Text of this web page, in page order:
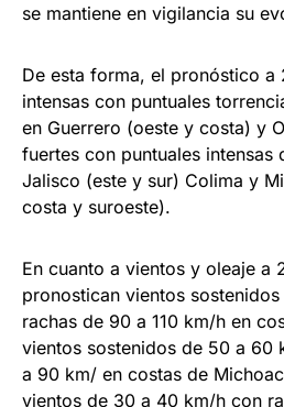
se mantiene en vigilancia su
De esta forma, el pronóstico a
intensas con puntuales
en Guerrero (oeste y costa) y
fuertes con puntuales intensas
Jalisco (este y sur) Colima y
costa y suroeste).
En cuanto a vientos y oleaje a
pronostican vientos
rachas de 90 a 110 km/h en
vientos sostenidos de 50 a 60
a 90 km/ en costas de
vientos de 30 a 40 km/h con